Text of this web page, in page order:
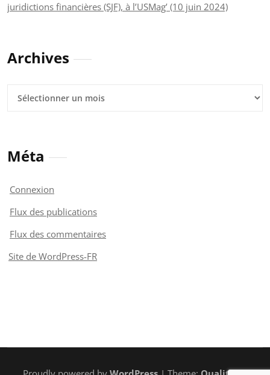
juridictions financières (SJF), à l’USMag’ (10 juin 2024)
Archives
Méta
Connexion
Flux des publications
Flux des commentaires
Site de WordPress-FR